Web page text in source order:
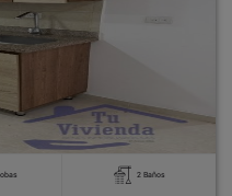
Arriendo
60 m2